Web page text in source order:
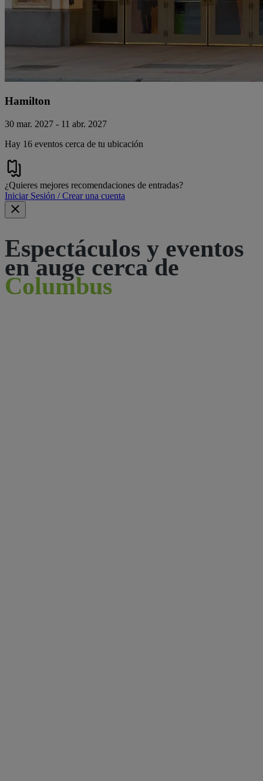
Hamilton
30 mar. 2027 - 11 abr. 2027
Hay 16 eventos cerca de tu ubicación
¿Quieres mejores recomendaciones de entradas?
Iniciar Sesión / Crear una cuenta
Espectáculos y eventos
en auge cerca de
Columbus